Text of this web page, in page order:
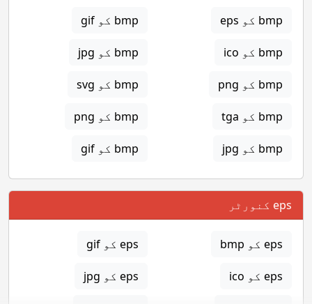
bmp کو eps bmp کو gif
bmp کو ico bmp کو jpg
bmp کو png bmp کو svg
bmp کو tga bmp کو png
bmp کو jpg bmp کو gif
eps کنورٹر
eps کو bmp eps کو gif
eps کو ico eps کو jpg